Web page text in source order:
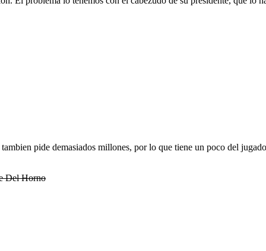
pide demasiados millones, por lo que tiene un poco del
Del Horno